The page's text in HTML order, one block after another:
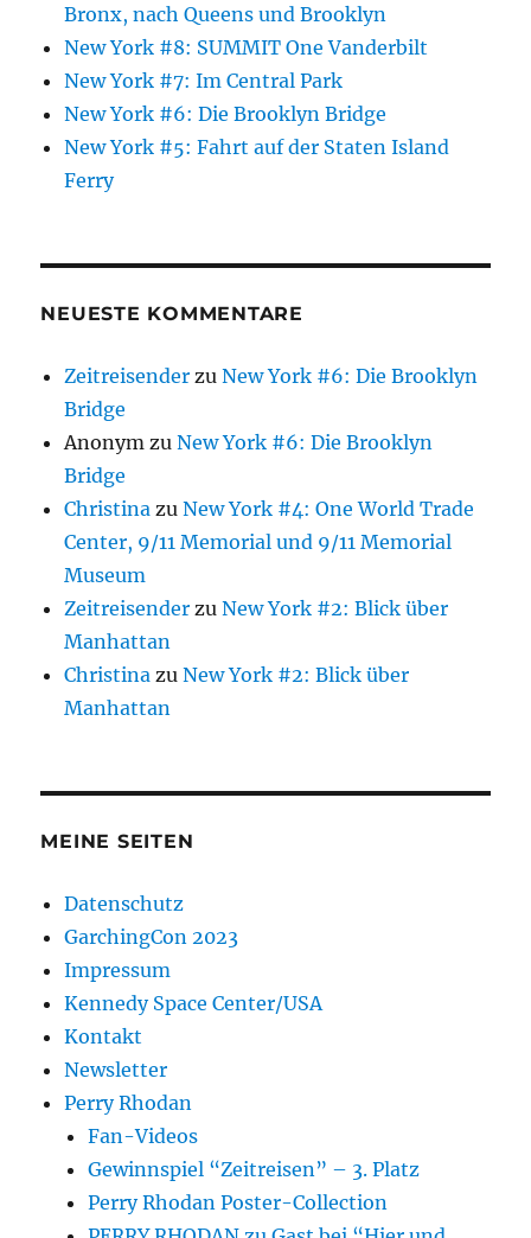
Bronx, nach Queens und Brooklyn
New York #8: SUMMIT One Vanderbilt
New York #7: Im Central Park
New York #6: Die Brooklyn Bridge
New York #5: Fahrt auf der Staten Island
Ferry
NEUESTE KOMMENTARE
Zeitreisender zuNew York #6: Die Brooklyn
Bridge
Anonym zuNew York #6: Die Brooklyn
Bridge
Christina zuNew York #4: One World Trade
Center, 9/11 Memorial und 9/11 Memorial
Museum
Zeitreisender zuNew York #2: Blick über
Manhattan
Christina zuNew York #2: Blick über
Manhattan
MEINE SEITEN
Datenschutz
GarchingCon 2023
Impressum
Kennedy Space Center/USA
Kontakt
Newsletter
Perry Rhodan
Fan-Videos
Gewinnspiel “Zeitreisen” – 3. Platz
Perry Rhodan Poster-Collection